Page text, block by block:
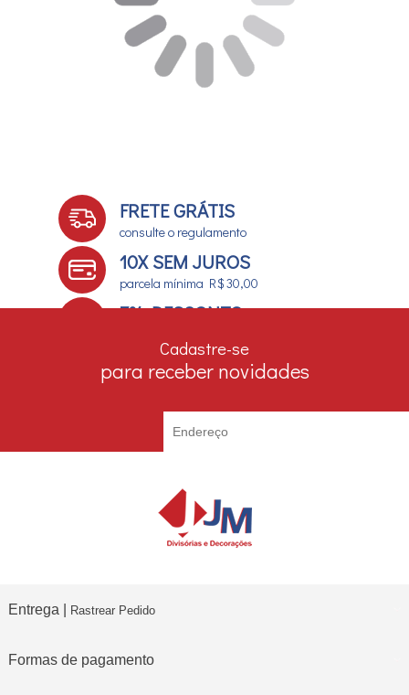
FRETE GRÁTIS
consulte o regulamento
10X SEM JUROS
parcela mínima R$ 30,00
7% DESCONTO
Cadastre-se
para receber novidades
Entrega | Rastrear Pedido
Formas de pagamento